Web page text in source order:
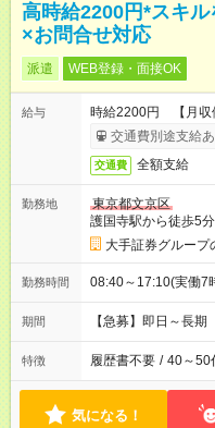
高時給2200円*スキ
×お問合せ対応
派遣 WEB登録・面接OK
給与
時給2200円 【月収
交通費別途支給あ
交通費 全額支給
勤務地
東京都文京区
護国寺駅から徒歩5分
大手証券グループ
勤務時間 08:40～17:10(実働
期間 【急募】即日～長
特徴 履歴書不要 / 40～50
気になる！